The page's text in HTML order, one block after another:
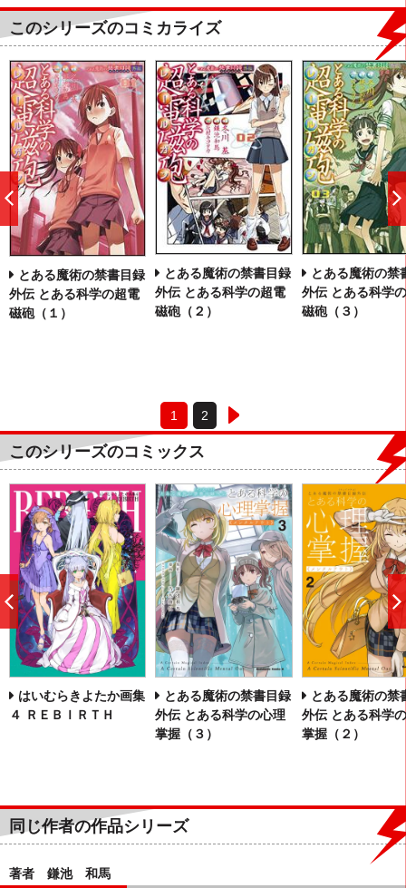
このシリーズのコミカライズ
とある魔術の禁書目録
外伝 とある科学の超電
磁砲（１）
とある魔術の禁書目録
外伝 とある科学の超電
磁砲（２）
とある魔術の禁
外伝 とある科学
磁砲（３）
1 2
前
へ
このシリーズのコミックス
はいむらきよたか画集
４ ＲＥＢＩＲＴＨ
とある魔術の禁書目録
外伝 とある科学の心理
掌握（３）
とある魔術の禁
外伝 とある科学
掌握（２）
前
へ
同じ作者の作品シリーズ
著者 鎌池 和馬